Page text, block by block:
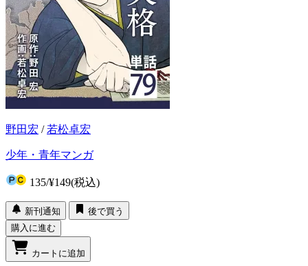
野田宏 / 若松卓宏
少年・青年マンガ
135/¥149(税込)
新刊通知
後で買う
購入に進む
カートに追加